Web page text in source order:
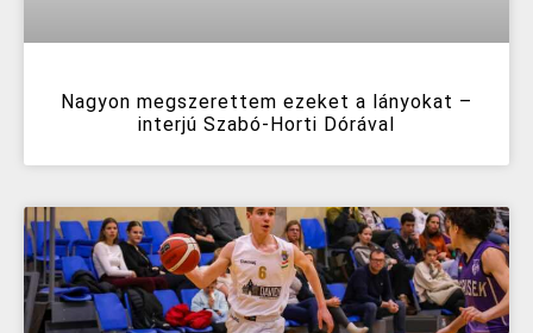
Nagyon megszerettem ezeket a lányokat –
interjú Szabó-Horti Dórával